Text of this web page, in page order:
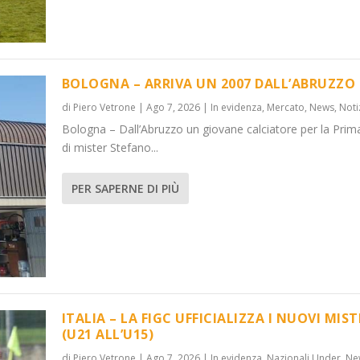
,Notizie
MISTER...
,News
BOLOGNA – ARRIVA UN 2007 DALL’ABRUZZO
di Piero Vetrone | Ago 7, 2026| In evidenza, Mercato, News,
Bologna – Dall’Abruzzo un giovane calciatore per la
di mister Stefano...
PER SAPERNE DI PIÙ
ITALIA – LA FIGC UFFICIALIZZA I NUOVI
(U21 ALL’U15)